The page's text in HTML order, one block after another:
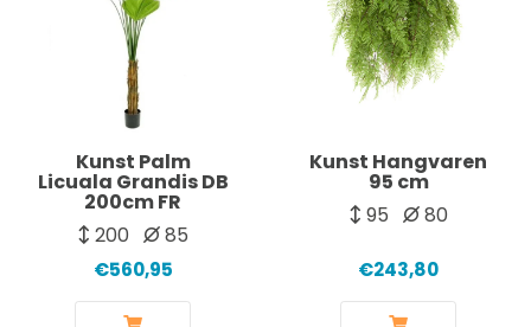
Kunst Palm
Licuala Grandis DB
200cm FR
200
85
€560,95
Kunst Hangvaren
95 cm
95
80
€243,80